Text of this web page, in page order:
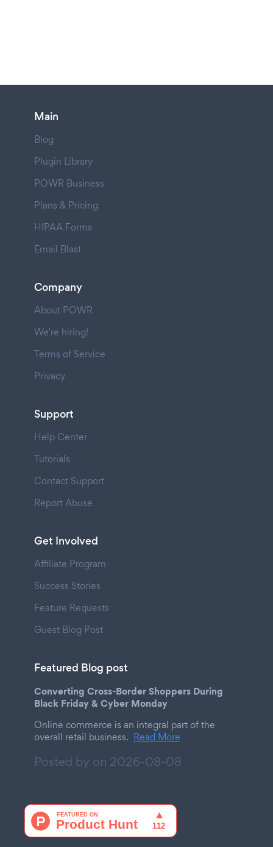
Main
Blog
Plugin Library
POWR Business
Plans & Pricing
HIPAA Forms
Email Blast
Company
About POWR
We're hiring!
Terms of Service
Privacy
Support
Help Center
Tutorials
Contact Support
Report Abuse
Get Involved
Affiliate Program
Success Stories
Feature Requests
Guest Blog Post
Featured Blog post
Converting Cross-Border Shoppers During
Black Friday & Cyber Monday
Online commerce is an integral part of the
overall retail business. Read More
Posted by on 2026-08-08